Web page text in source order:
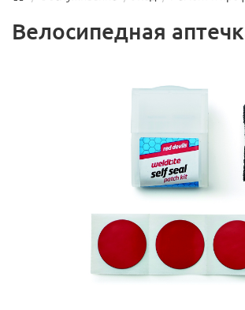
Велосипедная